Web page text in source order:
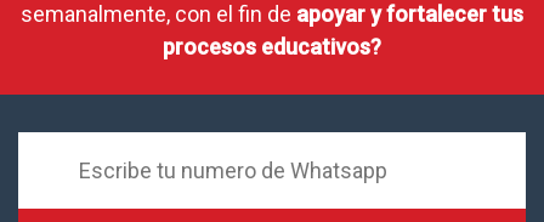
semanalmente, con el fin de apoyar y fortalecer tus
procesos educativos?